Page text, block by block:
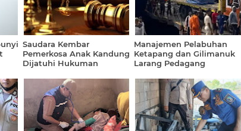
Saudara Kembar
Pemerkosa Anak Kandung
Dijatuhi Hukuman
Manajemen Pelabuhan
Ketapang dan Gilimanuk
Larang Pedagang